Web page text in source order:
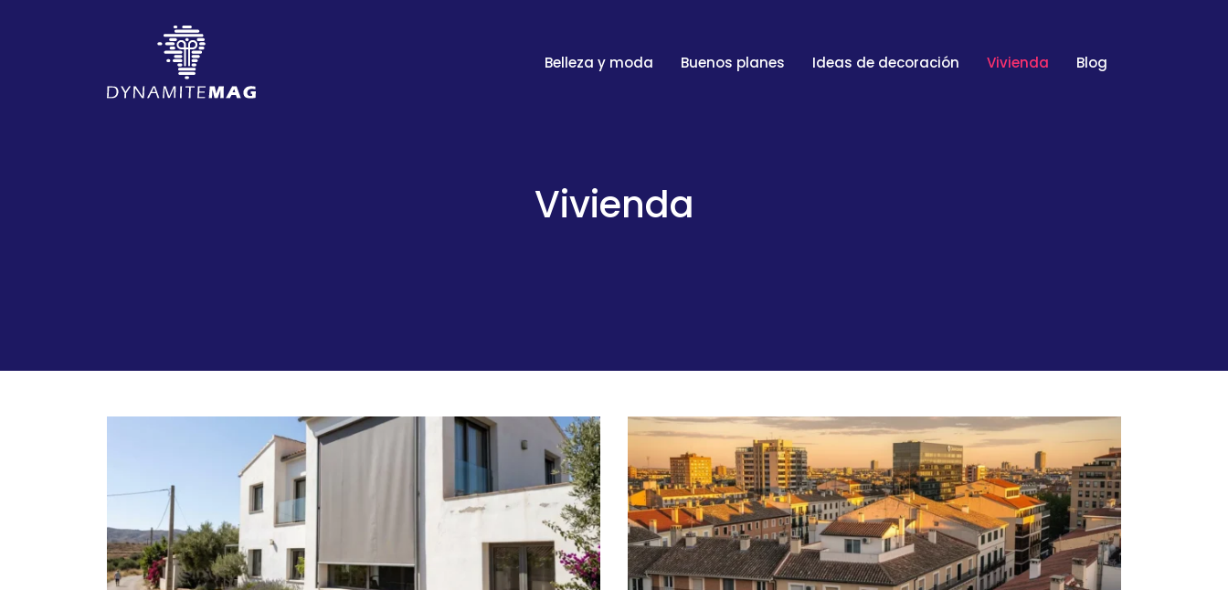
Belleza y moda Buenos planes Ideas de decoración Vivienda Blog
Vivienda